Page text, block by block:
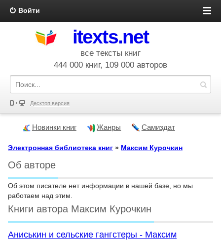
Войти
itexts.net
все тексты книг
444 000 книг, 109 000 авторов
Десктоп версия
Новинки книг Жанры Самиздат
Электронная библиотека книг » Максим Курочкин
Об авторе
Об этом писателе нет информации в нашей базе, но мы
работаем над этим.
Книги автора Максим Курочкин
Аниськин и сельские гангстеры - Максим